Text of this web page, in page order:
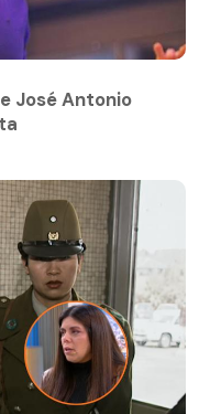
José Antonio